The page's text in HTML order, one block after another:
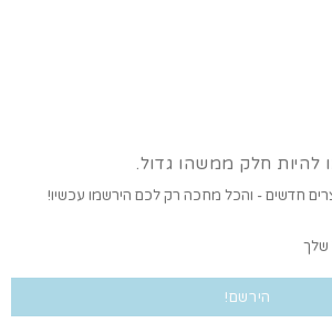
להיות חלק ממשהו גדול.
חדשים - והכל מחכה רק לכם הירשמו עכשיו!